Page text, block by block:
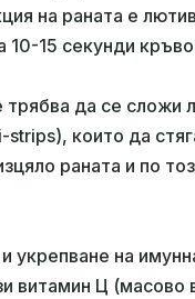
на раната е
10-15 секунди
да се сложи
които да
раната и по
укрепване на
витамин Ц (масово